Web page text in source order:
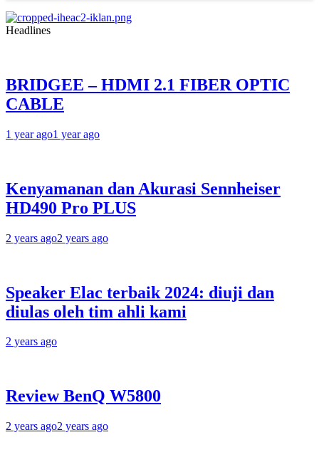
Headlines
BRIDGEE – HDMI 2.1 FIBER OPTIC
CABLE
1 year ago1 year ago
Kenyamanan dan Akurasi Sennheiser
HD490 Pro PLUS
2 years ago2 years ago
Speaker Elac terbaik 2024: diuji dan
diulas oleh tim ahli kami
2 years ago
Review BenQ W5800
2 years ago2 years ago